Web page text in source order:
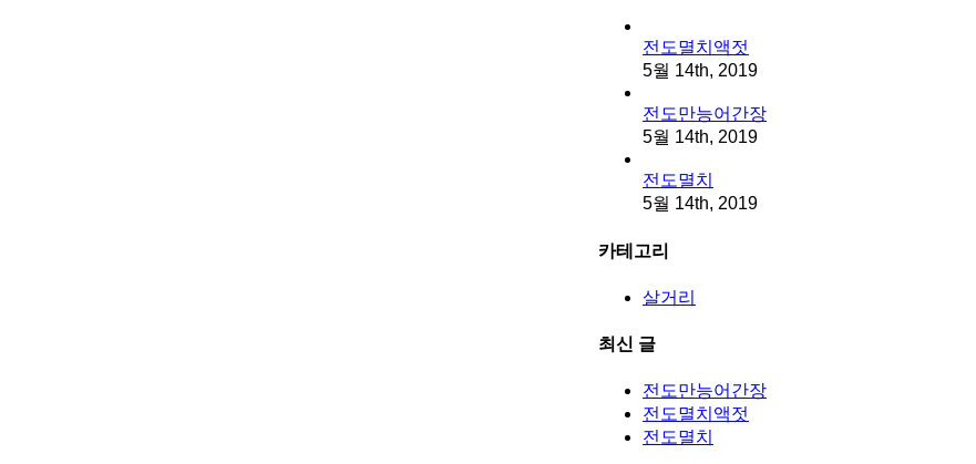
전도멸치액젓
5월 14th, 2019
전도만능어간장
5월 14th, 2019
전도멸치
5월 14th, 2019
카테고리
살거리
최신 글
전도만능어간장
전도멸치액젓
전도멸치